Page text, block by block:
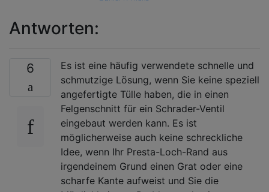
Antworten:
6
Es ist eine häufig verwendete schnelle und
schmutzige Lösung, wenn Sie keine speziell
angefertigte Tülle haben, die in einen
Felgenschnitt für ein Schrader-Ventil
eingebaut werden kann. Es ist
möglicherweise auch keine schreckliche
Idee, wenn Ihr Presta-Loch-Rand aus
irgendeinem Grund einen Grat oder eine
scharfe Kante aufweist und Sie die